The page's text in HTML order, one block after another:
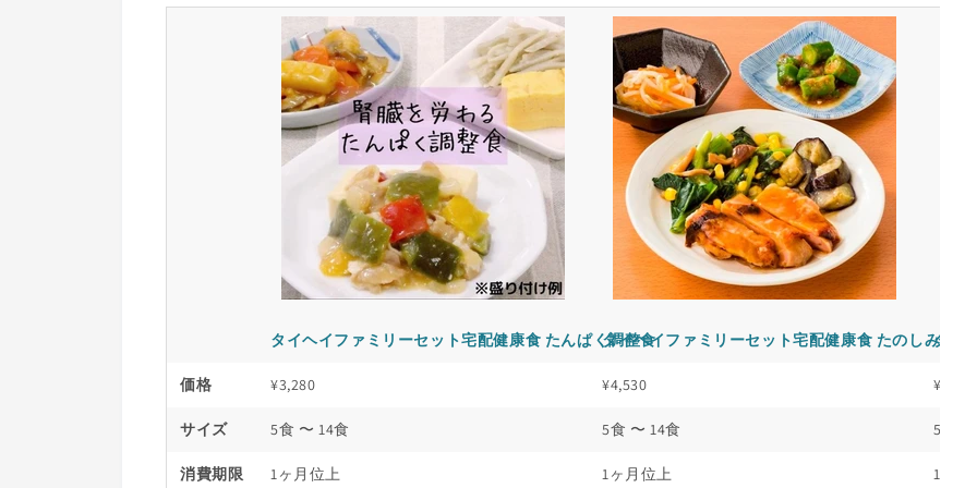
タイヘイファミリーセット宅配健康食 たんぱく調整食タイヘイファミリーセット宅配健康食 たのしみ御膳®
タイ
価格 ¥3,280 ¥4,530 ¥0
サイズ 5食 〜 14食 5食 〜 14食 5食 〜
消費期限 1ヶ月位上 1ヶ月位上 1ヶ月